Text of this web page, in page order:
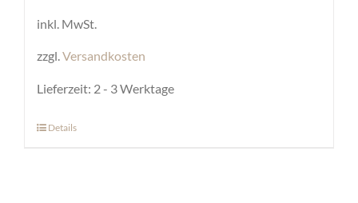
inkl. MwSt.
zzgl.Versandkosten
Lieferzeit: 2 - 3 Werktage
Dieses
Details